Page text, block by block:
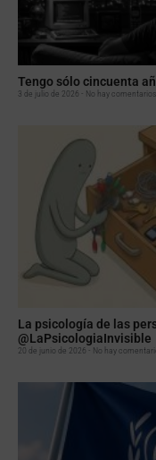
Tengo sólo cincuenta
3 de julio de 2026 No hay comentarios
La psicología de las
@LaPsicologiaInvisible
20 de junio de 2026 No hay